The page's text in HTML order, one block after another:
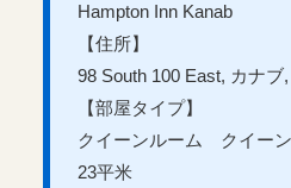
Hampton Inn Kanab
【住所】
98 South 100 East, カナブ
【部屋タイプ】
クイーンルーム クイー
23平米